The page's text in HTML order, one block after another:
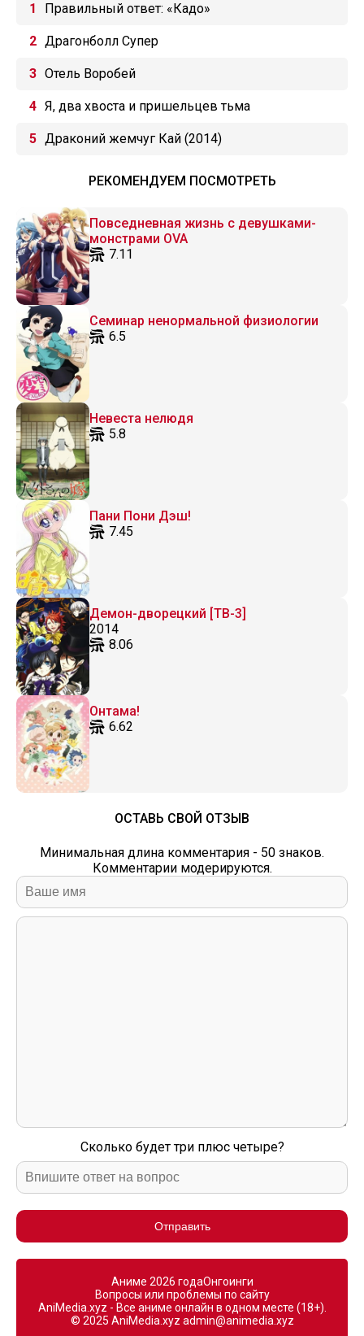
Правильный ответ: «Кадо»
Драгонболл Супер
Отель Воробей
Я, два хвоста и пришельцев тьма
Драконий жемчуг Кай (2014)
РЕКОМЕНДУЕМ ПОСМОТРЕТЬ
Повседневная жизнь с девушками-
монстрами OVA
7.11
Семинар ненормальной физиологии
6.5
Невеста нелюдя
5.8
Пани Пони Дэш!
7.45
Демон-дворецкий [ТВ-3]
2014
8.06
Онтама!
6.62
ОСТАВЬ СВОЙ ОТЗЫВ
Минимальная длина комментария - 50 знаков.
Комментарии модерируются.
Сколько будет три плюс четыре?
Отправить
Аниме 2026 годаОнгоинги
Вопросы или проблемы по сайту
AniMedia.xyz - Все аниме онлайн в одном месте (18+).
© 2025 AniMedia.xyz admin@animedia.xyz